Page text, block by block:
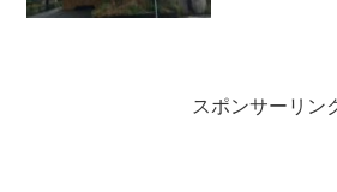
スポンサーリン